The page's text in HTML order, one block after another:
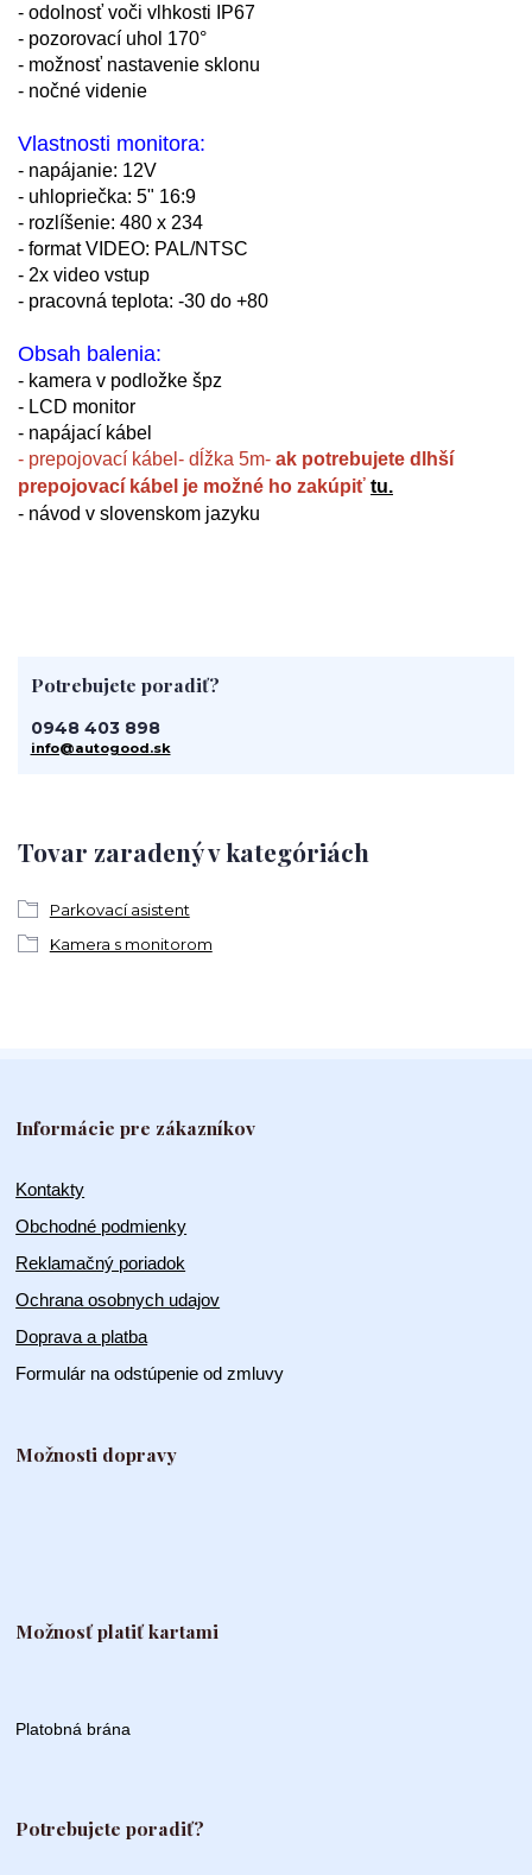
- odolnosť voči vlhkosti IP67
- pozorovací uhol 170°
- možnosť nastavenie sklonu
- nočné videnie
Vlastnosti monitora:
- napájanie: 12V
- uhlopriečka: 5" 16:9
- rozlíšenie: 480 x 234
- format VIDEO: PAL/NTSC
- 2x video vstup
- pracovná teplota: -30 do +80
Obsah balenia:
- kamera v podložke špz
- LCD monitor
- napájací kábel
- prepojovací kábel- dĺžka 5m- ak potrebujete dlhší
prepojovací kábel je možné ho zakúpiť tu.
- návod v slovenskom jazyku
Tovar zaradený v kategóriách
Parkovací asistent
Kamera s monitorom
Potrebujete poradiť?
0948 403 898
info@autogood.sk
Informácie pre zákazníkov
Kontakty
Obchodné podmienky
Reklamačný poriadok
Ochrana osobnych udajov
Doprava a platba
Formulár na odstúpenie od zmluvy
Možnosti dopravy
Možnosť platiť kartami
Platobná brána
Potrebujete poradiť?